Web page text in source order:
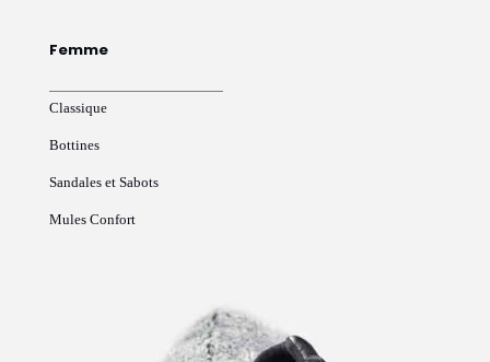
Femme
Classique
Bottines
Sandales et Sabots
Mules Confort